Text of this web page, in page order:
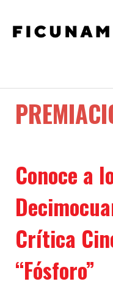
Conoce a
Crítica
“Fósforo”